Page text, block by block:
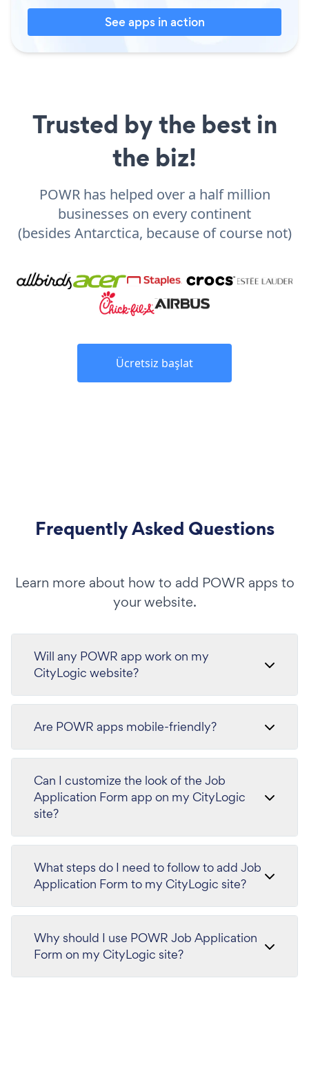
See apps in action
Trusted by the best in
the biz!
POWR has helped over a half million
businesses on every continent
(besides Antarctica, because of course not)
Ücretsiz başlat
Frequently Asked Questions
Learn more about how to add POWR apps to
your website.
Will any POWR app work on my
CityLogic website?
Are POWR apps mobile-friendly?
Can I customize the look of the Job
Application Form app on my CityLogic
site?
What steps do I need to follow to add Job
Application Form to my CityLogic site?
Why should I use POWR Job Application
Form on my CityLogic site?